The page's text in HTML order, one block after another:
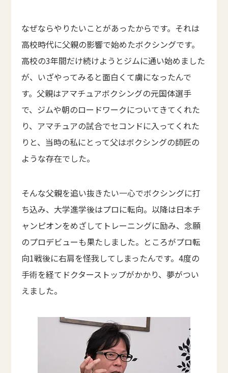
なぜならやりたいことがあったからです。それは
高校時代に父親の影響で始めたボクシングです。
高校の3年間だけ続けようとジムに通い始めました
が、いざやってみると面白くて虜になったんで
す。父親はアマチュアボクシングの元国体選手
で、ジムや朝のロードワークについてきてくれた
り、アマチュアの試合でセコンドに入ってくれた
りと、当時の私にとって父はボクシングの師匠の
ような存在でした。
そんな父親を追い抜きたい一心でボクシングに打
ち込み、大学進学後はプロに転向。以降は日本チ
ャンピオンをめざしてトレーニングに励み、念願
のプロデビューも果たしました。ところがプロ転
向1戦後に右肩を怪我してしまったんです。4度の
手術を経てドクターストップがかかり、夢がつい
えました。